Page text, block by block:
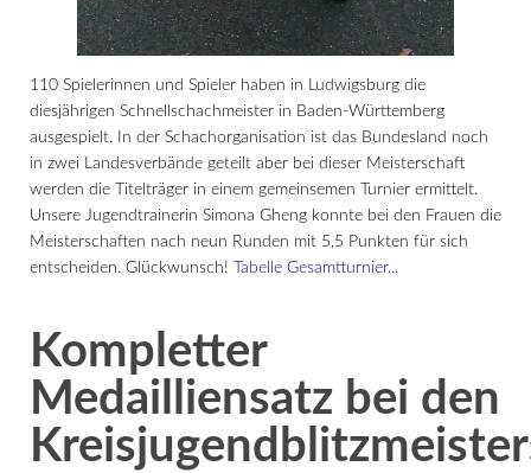
110 Spielerinnen und Spieler haben in Ludwigsburg die
diesjährigen Schnellschachmeister in Baden-Württemberg
ausgespielt. In der Schachorganisation ist das Bundesland noch
in zwei Landesverbände geteilt aber bei dieser Meisterschaft
werden die Titelträger in einem gemeinsemen Turnier ermittelt.
Unsere Jugendtrainerin Simona Gheng konnte bei den Frauen die
Meisterschaften nach neun Runden mit 5,5 Punkten für sich
entscheiden. Glückwunsch!
Tabelle Gesamtturnier...
Kompletter
Medailliensatz bei den